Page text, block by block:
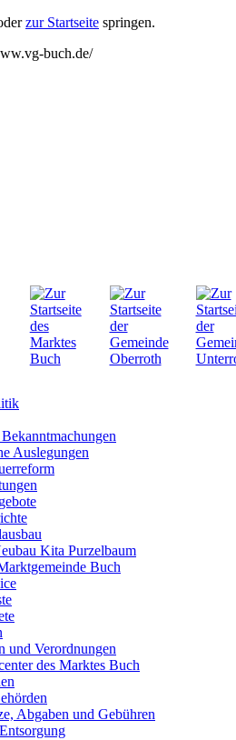
zur Startseite springen.
buch.de/
Auslegungen
Kita Purzelbaum
Buch
und Verordnungen
des Marktes Buch
Abgaben und Gebühren